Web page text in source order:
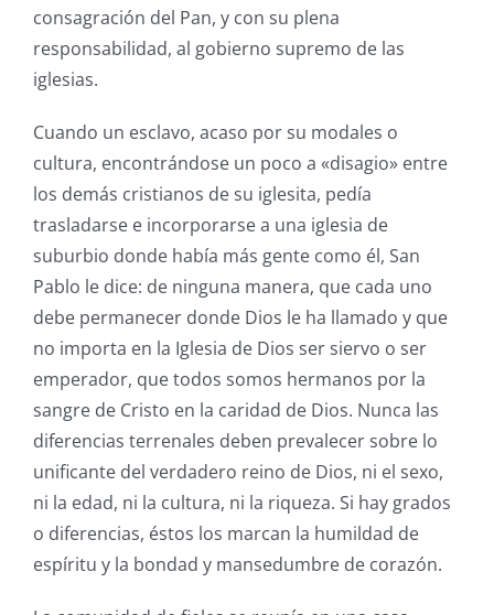
consagración del Pan, y con su plena
responsabilidad, al gobierno supremo de las
iglesias.
Cuando un esclavo, acaso por su modales o
cultura, encontrándose un poco a «disagio» entre
los demás cristianos de su iglesita, pedía
trasladarse e incorporarse a una iglesia de
suburbio donde había más gente como él, San
Pablo le dice: de ninguna manera, que cada uno
debe permanecer donde Dios le ha llamado y que
no importa en la Iglesia de Dios ser siervo o ser
emperador, que todos somos hermanos por la
sangre de Cristo en la caridad de Dios. Nunca las
diferencias terrenales deben prevalecer sobre lo
unificante del verdadero reino de Dios, ni el sexo,
ni la edad, ni la cultura, ni la riqueza. Si hay grados
o diferencias, éstos los marcan la humildad de
espíritu y la bondad y mansedumbre de corazón.